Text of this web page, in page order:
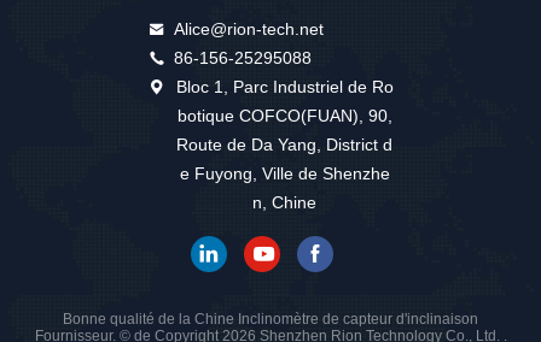
Alice@rion-tech.net
86-156-25295088
Bloc 1, Parc Industriel de Ro
botique COFCO(FUAN), 90,
Route de Da Yang, District d
e Fuyong, Ville de Shenzhe
n, Chine
Bonne qualité de la Chine Inclinomètre de capteur d'inclinaison
Fournisseur. © de Copyright 2026 Shenzhen Rion Technology Co., Ltd. .